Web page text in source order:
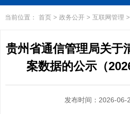
当前位置： 首页 > 政务公开 > 互联网管理 >
贵州省通信管理局关于
案数据的公示（
发布时间：2026-06-